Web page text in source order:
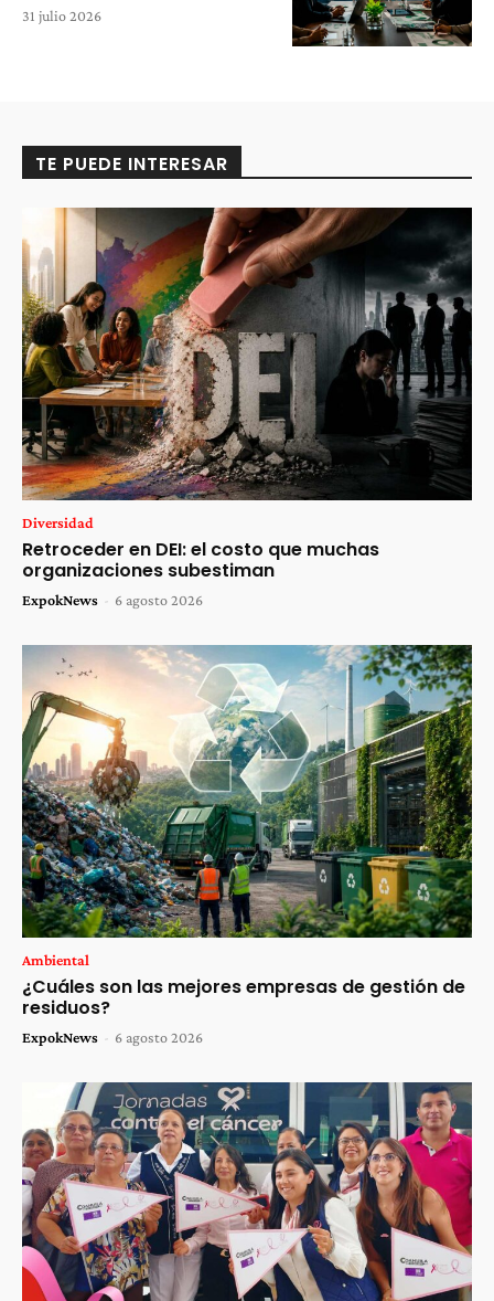
31 julio 2026
TE PUEDE INTERESAR
Diversidad
Retroceder en DEI: el costo que muchas
organizaciones subestiman
ExpokNews - 6 agosto 2026
Ambiental
¿Cuáles son las mejores empresas de gestión de
residuos?
ExpokNews - 6 agosto 2026